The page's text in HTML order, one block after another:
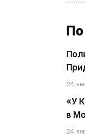
24
«У
в
24